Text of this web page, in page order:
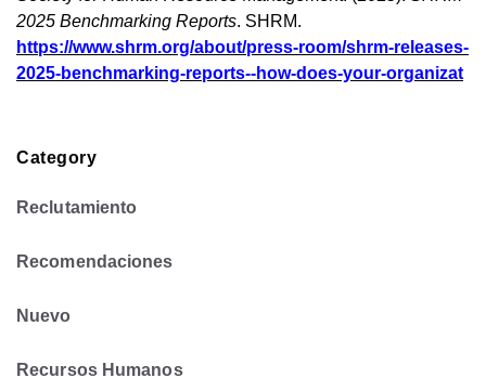
2025 Benchmarking Reports. SHRM.
https://www.shrm.org/about/press-room/shrm-releases-
2025-benchmarking-reports--how-does-your-organizat
Category
Reclutamiento
Recomendaciones
Nuevo
Recursos Humanos